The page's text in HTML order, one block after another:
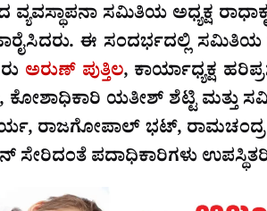
ವ್ಯವಸ್ಥಾಪನಾ ಸಮಿತಿಯ ಅಧ್ಯಕ್ಷ
ಈ ಸಂದರ್ಭದಲ್ಲಿ ಸಮಿತಿಯ
ಅರುಣ್ ಪುತ್ತಿಲ, ಕಾರ್ಯಾಧ್ಯಕ್ಷ
ಕೋಶಾಧಿಕಾರಿ ಯತೀಶ್ ಶೆಟ್ಟಿ
ರಾಜಗೋಪಾಲ್ ಭಟ್,
ಪದಾಧಿಕಾರಿಗಳು